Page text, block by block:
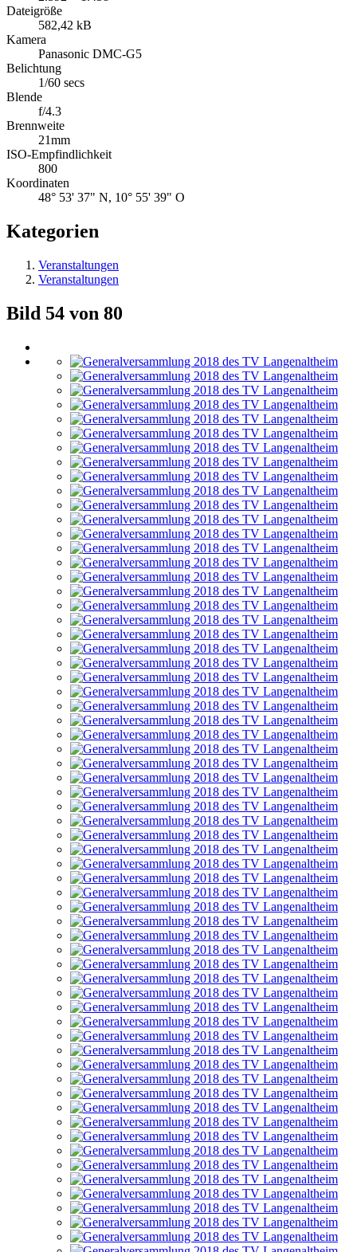
Dateigröße
582,42 kB
Kamera
Panasonic DMC-G5
Belichtung
1/60 secs
Blende
f/4.3
Brennweite
21mm
ISO-Empfindlichkeit
800
Koordinaten
48° 53' 37" N, 10° 55' 39" O
Kategorien
Veranstaltungen
Veranstaltungen
Bild 54 von 80